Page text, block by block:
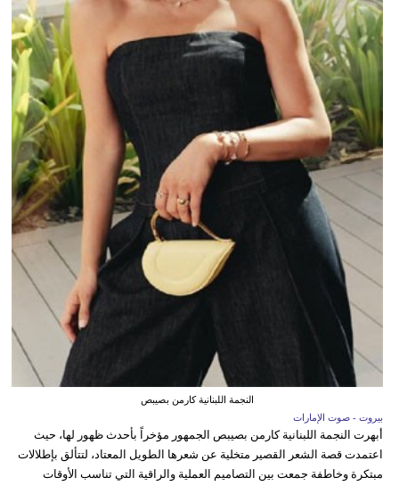
النجمة اللبنانية كارمن بصيبص
بيروت - صوت الإمارات
أبهرت النجمة اللبنانية كارمن بصيبص الجمهور مؤخراً بأحدث ظهور لها، حيث
اعتمدت قصة الشعر القصير متخلية عن شعرها الطويل المعتاد، لتتألق بإطلالات
مبتكرة وخاطفة جمعت بين التصاميم العملية والراقية التي تناسب الأوقات